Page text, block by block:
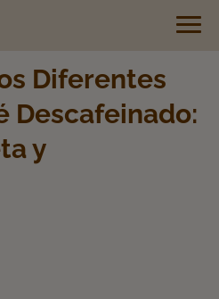
Diferentes
Descafeinado:
y